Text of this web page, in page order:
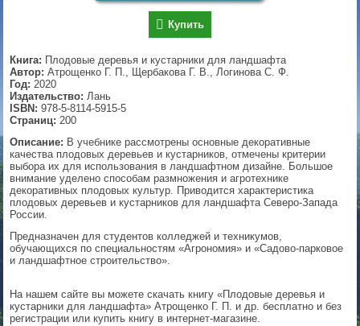
Купить
Книга: Плодовые деревья и кустарники для ландшафта
Автор: Атрощенко Г. П., Щербакова Г. В., Логинова С. Ф.
Год: 2020
Издательство: Лань
ISBN: 978-5-8114-5915-5
Страниц: 200
Описание: В учебнике рассмотрены основные декоративные
качества плодовых деревьев и кустарников, отмечены критерии
выбора их для использования в ландшафтном дизайне. Большое
внимание уделено способам размножения и агротехнике
декоративных плодовых культур. Приводится характеристика
плодовых деревьев и кустарников для ландшафта Северо-Запада
России.
Предназначен для студентов колледжей и техникумов,
обучающихся по специальностям «Агрономия» и «Садово-парковое
и ландшафтное строительство».
На нашем сайте вы можете скачать книгу «Плодовые деревья и
кустарники для ландшафта» Атрощенко Г. П. и др. бесплатно и без
регистрации или купить книгу в интернет-магазине.
▼
▼
▼